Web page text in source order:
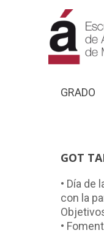
GRADO
GOT
• Día de
con la
•